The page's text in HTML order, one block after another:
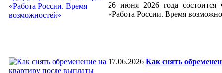
26 июня 2026 года состоится
«Работа России. Время
17.06.2026 Как снять